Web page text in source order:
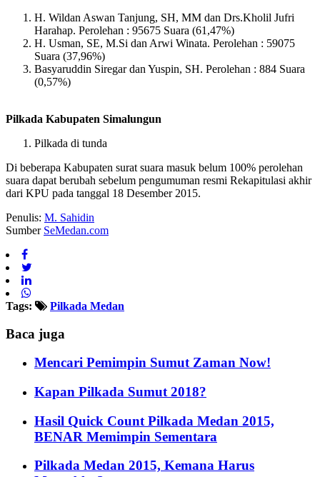
H. Wildan Aswan Tanjung, SH, MM dan Drs.Kholil Jufri
Harahap. Perolehan : 95675 Suara (61,47%)
H. Usman, SE, M.Si dan Arwi Winata. Perolehan : 59075
Suara (37,96%)
Basyaruddin Siregar dan Yuspin, SH. Perolehan : 884 Suara
(0,57%)
Pilkada Kabupaten Simalungun
Pilkada di tunda
Di beberapa Kabupaten surat suara masuk belum 100% perolehan
suara dapat berubah sebelum pengumuman resmi Rekapitulasi akhir
dari KPU pada tanggal 18 Desember 2015.
Penulis: M. Sahidin
Sumber SeMedan.com
Tags: Pilkada Medan
Baca juga
Mencari Pemimpin Sumut Zaman Now!
Kapan Pilkada Sumut 2018?
Hasil Quick Count Pilkada Medan 2015,
BENAR Memimpin Sementara
Pilkada Medan 2015, Kemana Harus